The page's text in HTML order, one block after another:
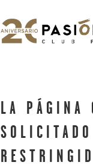
LA PÁGINA